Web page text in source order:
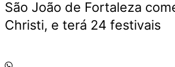
São João de Fortaleza
Christi, e terá 24 festivais